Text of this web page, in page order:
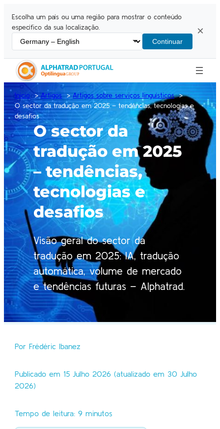
Escolha um país ou uma região para mostrar o conteúdo
específico da sua localização.
Continuar
×
Inicio Artigos
Artigos sobre serviços linguísticos
O sector da tradução em 2025 – tendências, tecnologias e
desafios
O sector da
tradução em 2025
– tendências,
tecnologias e
desafios
Visão geral do sector da
tradução em 2025: IA, tradução
automática, volume de mercado
e tendências futuras – Alphatrad.
Por Frédéric Ibanez
Publicado em 15 Julho 2026 (atualizado em 30 Julho
2026)
Tempo de leitura: 9 minutos